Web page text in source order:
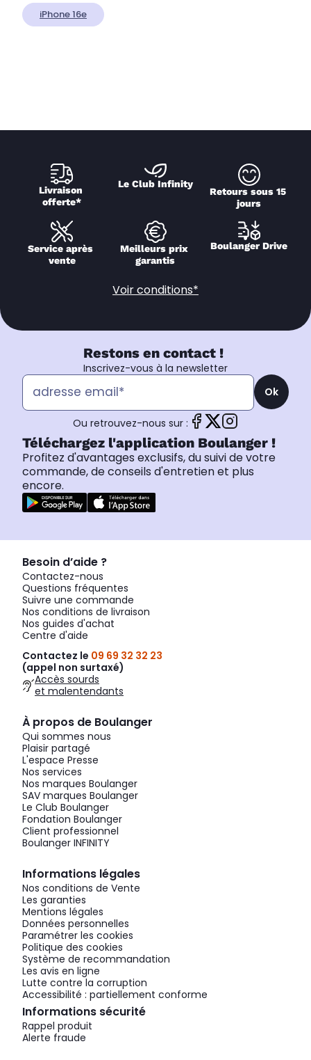
iPhone 16e
Livraison
offerte*
Le Club Infinity
Retours sous 15
jours
Service après
vente
Meilleurs prix
garantis
Boulanger Drive
Voir conditions*
Restons en contact !
Inscrivez-vous à la newsletter
Ok
Ou retrouvez-nous sur :
Téléchargez l'application Boulanger !
Profitez d'avantages exclusifs, du suivi de votre
commande, de conseils d'entretien et plus
encore.
Besoin d’aide ?
Contactez-nous
Questions fréquentes
Suivre une commande
Nos conditions de livraison
Nos guides d'achat
Centre d'aide
Contactez le 09 69 32 32 23
(appel non surtaxé)
Accès sourds
et malentendants
À propos de Boulanger
Qui sommes nous
Plaisir partagé
L'espace Presse
Nos services
Nos marques Boulanger
SAV marques Boulanger
Le Club Boulanger
Fondation Boulanger
Client professionnel
Boulanger INFINITY
Informations légales
Nos conditions de Vente
Les garanties
Mentions légales
Données personnelles
Paramétrer les cookies
Politique des cookies
Système de recommandation
Les avis en ligne
Lutte contre la corruption
Accessibilité : partiellement conforme
Informations sécurité
Rappel produit
Alerte fraude